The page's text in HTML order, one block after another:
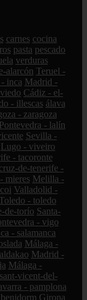
carnes cocina
pasta pescado
verduras
alarcón Teruel -
inca Madrid -
Cádiz - el-
- illescas álava
- zaragoza
Pontevedra - lalín
Sevilla -
Lugo - viveiro
- tacoronte
de-tenerife -
mieres Melilla -
Valladolid -
- toledo
de-torío Santa-
- vigo
- salamanca
Málaga -
Madrid -
Málaga -
vicent-del-
- pamplona
Girona